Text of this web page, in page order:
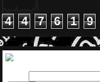
4 4 7 6 1 9